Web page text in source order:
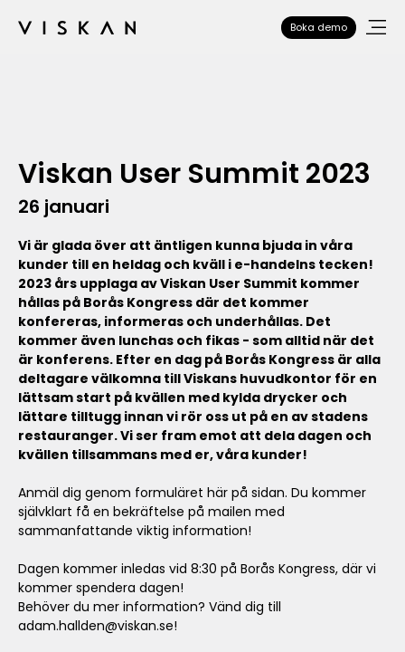
Boka demo
Viskan User Summit 2023
26 januari
Vi är glada över att äntligen kunna bjuda in våra
kunder till en heldag och kväll i e-handelns tecken!
2023 års upplaga av Viskan User Summit kommer
hållas på Borås Kongress där det kommer
konfereras, informeras och underhållas. Det
kommer även lunchas och fikas - som alltid när det
är konferens. Efter en dag på Borås Kongress är alla
deltagare välkomna till Viskans huvudkontor för en
lättsam start på kvällen med kylda drycker och
lättare tilltugg innan vi rör oss ut på en av stadens
restauranger. Vi ser fram emot att dela dagen och
kvällen tillsammans med er, våra kunder!
Anmäl dig genom formuläret här på sidan. Du kommer
självklart få en bekräftelse på mailen med
sammanfattande viktig information!
Dagen kommer inledas vid 8:30 på Borås Kongress, där vi
kommer spendera dagen!
Behöver du mer information? Vänd dig till
adam.hallden@viskan.se!